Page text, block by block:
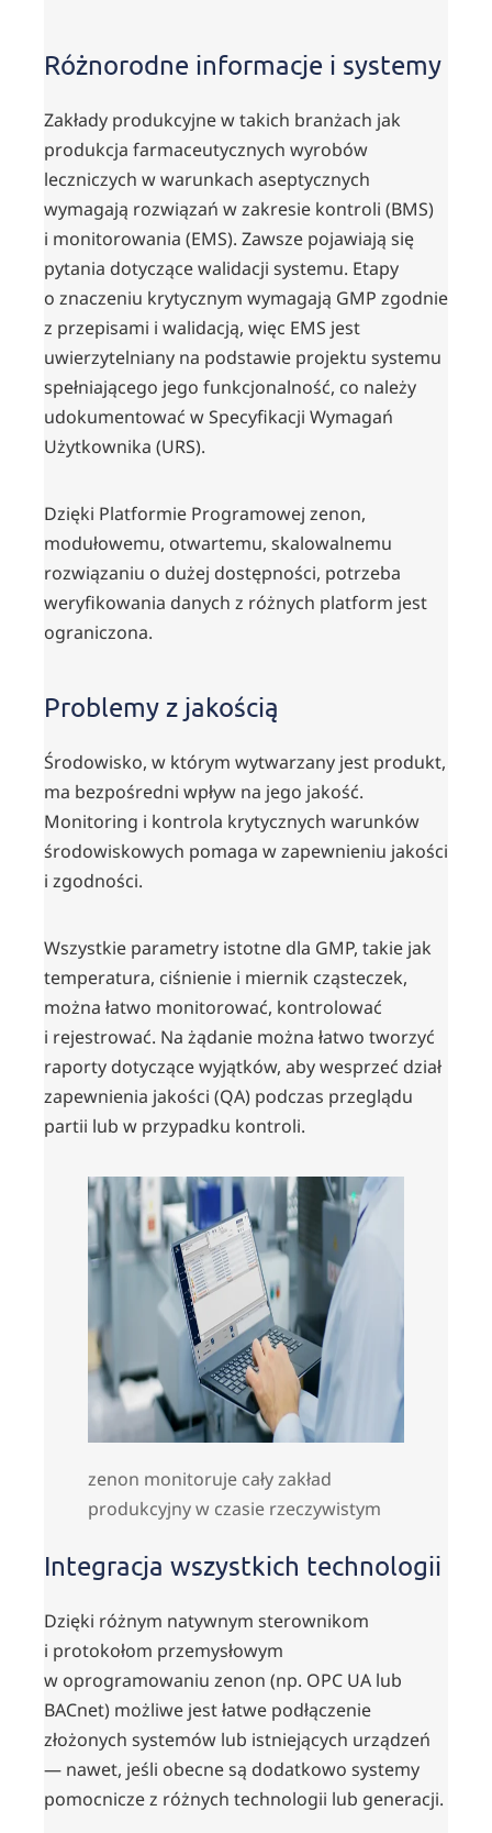
Różnorodne informacje i systemy
Zakłady produkcyjne w takich branżach jak
produkcja farmaceutycznych wyrobów
leczniczych w warunkach aseptycznych
wymagają rozwiązań w zakresie kontroli (BMS)
i monitorowania (EMS). Zawsze pojawiają się
pytania dotyczące walidacji systemu. Etapy
o znaczeniu krytycznym wymagają GMP zgodnie
z przepisami i walidacją, więc EMS jest
uwierzytelniany na podstawie projektu systemu
spełniającego jego funkcjonalność, co należy
udokumentować w Specyfikacji Wymagań
Użytkownika (URS).
Dzięki Platformie Programowej zenon,
modułowemu, otwartemu, skalowalnemu
rozwiązaniu o dużej dostępności, potrzeba
weryfikowania danych z różnych platform jest
ograniczona.
Problemy z jakością
Środowisko, w którym wytwarzany jest produkt,
ma bezpośredni wpływ na jego jakość.
Monitoring i kontrola krytycznych warunków
środowiskowych pomaga w zapewnieniu jakości
i zgodności.
Wszystkie parametry istotne dla GMP, takie jak
temperatura, ciśnienie i miernik cząsteczek,
można łatwo monitorować, kontrolować
i rejestrować. Na żądanie można łatwo tworzyć
raporty dotyczące wyjątków, aby wesprzeć dział
zapewnienia jakości (QA) podczas przeglądu
partii lub w przypadku kontroli.
zenon monitoruje cały zakład
produkcyjny w czasie rzeczywistym
Integracja wszystkich technologii
Dzięki różnym natywnym sterownikom
i protokołom przemysłowym
w oprogramowaniu zenon (np. OPC UA lub
BACnet) możliwe jest łatwe podłączenie
złożonych systemów lub istniejących urządzeń
— nawet, jeśli obecne są dodatkowo systemy
pomocnicze z różnych technologii lub generacji.